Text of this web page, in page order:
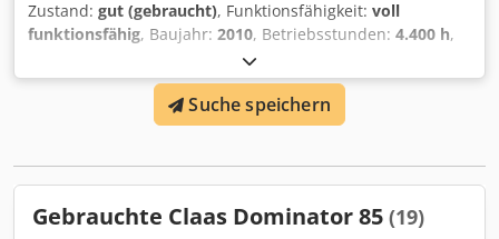
Breitfahrausrüstung bis 3,0 m Technische Dokumentation
2-Leitungs-Druckluftbremse ⸻ Bereifung 710/75 R42
175D, 172E Trelleborg ⸻ Sonstiges Standard-
Zündschlüssel ⸻ Technische Daten und Wartung
Länge: 7.593 mm Höhe: 3.791 bis 3.941 mm Radstand:
Zustand: gut (gebraucht), Funktionsfähigkeit: voll
funktionsfähig, Baujahr: 2010, Betriebsstunden: 4.400 h,
55,16 kW (75,00 PS),
Maschinen-/Fahrzeugnummer:A2204DAA2203584,
Kabine, Hydraulischer Wendegetriebe, ohne
Klimaanlage, FL80 Lader Cedpsy Eq Upjfx Acnerf
Suche speichern
Gebrauchte Claas Dominator 85 (19)